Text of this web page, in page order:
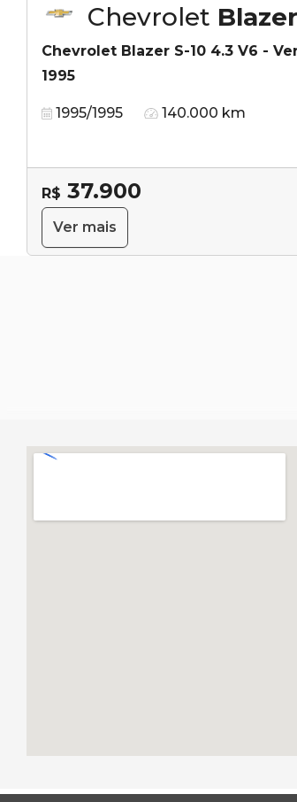
Chevrolet Blazer
Chevrolet Blazer S-10 4.3 V6 -
1995
1995/1995 140.000 km
R$ 37.900
Ver mais